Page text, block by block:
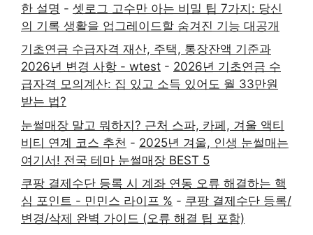
한 설명 - 셋로그 고수만 아는 비밀 팁 7가지: 당신
의 기록 생활을 업그레이드할 숨겨진 기능 대공개
기초연금 수급자격 재산, 주택, 통장잔액 기준과
2026년 변경 사항 - wtest - 2026년 기초연금 수
급자격 모의계산: 집 있고 소득 있어도 월 33만원
받는 법?
눈썰매장 말고 뭐하지? 근처 스파, 카페, 겨울 액티
비티 연계 코스 추천 - 2025년 겨울, 인생 눈썰매는
여기서! 전국 테마 눈썰매장 BEST 5
쿠팡 결제수단 등록 시 계좌 연동 오류 해결하는 핵
심 포인트 - 민민스 라이프 % - 쿠팡 결제수단 등록/
변경/삭제 완벽 가이드 (오류 해결 팁 포함)